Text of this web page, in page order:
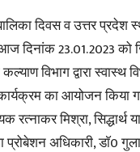
दिवस व उत्तर प्रदेश
दिनांक 23.01.2023 को
विभाग द्वारा
का आयोजन किया
रत्नाकर मिश्रा, सिद्धार्थ
प्रोबेशन अधिकारी, डाॅ0